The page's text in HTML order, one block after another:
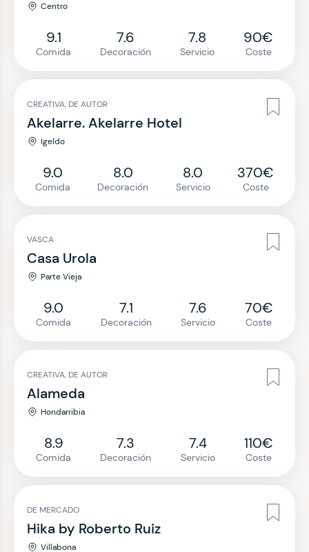
Centro
9.1
Comida
7.6
Decoración
7.8
Servicio
90€
Coste
CREATIVA, DE AUTOR
Akelarre. Akelarre Hotel
Igeldo
9.0
Comida
8.0
Decoración
8.0
Servicio
370€
Coste
VASCA
Casa Urola
Parte Vieja
9.0
Comida
7.1
Decoración
7.6
Servicio
70€
Coste
CREATIVA, DE AUTOR
Alameda
Hondarribia
8.9
Comida
7.3
Decoración
7.4
Servicio
110€
Coste
DE MERCADO
Hika by Roberto Ruiz
Villabona